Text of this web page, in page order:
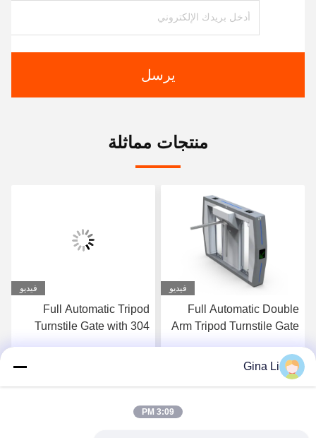
يرسل
منتجات مماثلة
فيديو
Full Automatic Double
Arm Tripod Turnstile Gate
Communication AC
220V/110V and 30-45
فيديو
Full Automatic Tripod
Turnstile Gate with 304
Capacity
Gina Li
3:09 PM